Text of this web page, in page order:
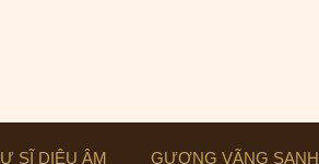
SĨ DIỆU ÂM GƯƠNG VÃNG SANH